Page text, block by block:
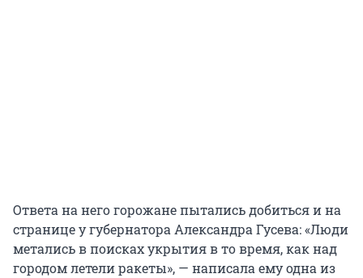
Ответа на него горожане пытались добиться и на
странице у губернатора Александра Гусева: «Люди
метались в поисках укрытия в то время, как над
городом летели ракеты», — написала ему одна из